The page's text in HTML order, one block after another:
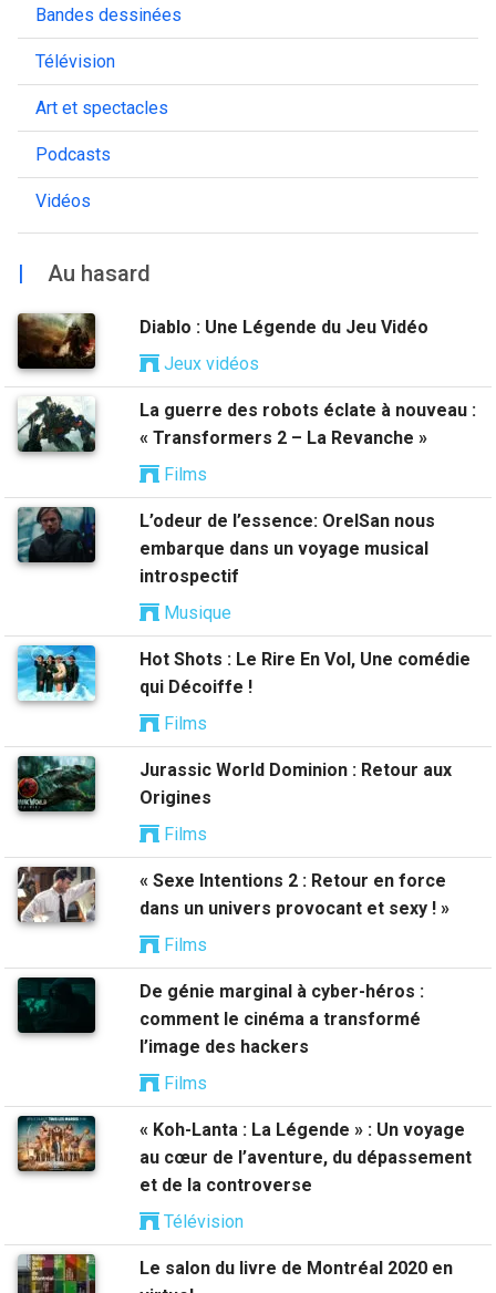
Bandes dessinées
Télévision
Art et spectacles
Podcasts
Vidéos
| Au hasard
Diablo : Une Légende du Jeu Vidéo
Jeux vidéos
La guerre des robots éclate à nouveau :
« Transformers 2 – La Revanche »
Films
L’odeur de l’essence: OrelSan nous
embarque dans un voyage musical
introspectif
Musique
Hot Shots : Le Rire En Vol, Une comédie
qui Décoiffe !
Films
Jurassic World Dominion : Retour aux
Origines
Films
« Sexe Intentions 2 : Retour en force
dans un univers provocant et sexy ! »
Films
De génie marginal à cyber-héros :
comment le cinéma a transformé
l’image des hackers
Films
« Koh-Lanta : La Légende » : Un voyage
au cœur de l’aventure, du dépassement
et de la controverse
Télévision
Le salon du livre de Montréal 2020 en